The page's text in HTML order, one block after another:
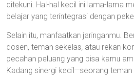
ditekuni. Hal-hal kecil ini lama-lama
belajar yang terintegrasi dengan
Selain itu, manfaatkan jaringanmu.
dosen, teman sekelas, atau rekan
pecahan peluang yang bisa kamu
Kadang sinergi kecil—seorang teman